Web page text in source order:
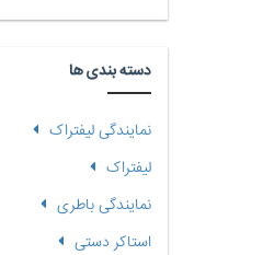
دسته بندی ها
نمایندگی لیفتراک
لیفتراک
نمایندگی باطری
استاکر دستی